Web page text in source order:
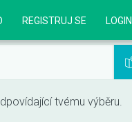
REGISTRUJ SE LOGIN
tvému výběru.